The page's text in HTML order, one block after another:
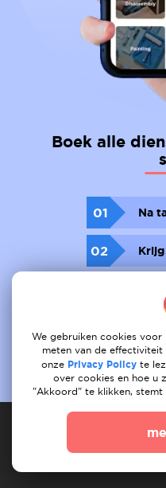
Boek alle
01 Na
02
Dienstverlener
We gebruiken cookies voor
meten van de effectiviteit
onze Privacy Policy te
over cookies en hoe u
"Akkoord" te klikken, stemt